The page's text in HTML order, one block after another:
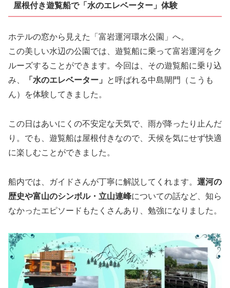
屋根付き遊覧船で「水のエレベーター」体験
ホテルの窓から見えた「富岩運河環水公園」へ。
この美しい水辺の公園では、遊覧船に乗って富岩運河をク
ルーズすることができます。今回は、その遊覧船に乗り込
み、
「水のエレベーター」
と呼ばれる中島閘門（こうも
ん）を体験してきました。
この日はあいにくの不安定な天気で、雨が降ったり止んだ
り。でも、遊覧船は屋根付きなので、天候を気にせず快適
に楽しむことができました。
船内では、ガイドさんが丁寧に解説してくれます。 運河の
歴史や富山のシンボル・立山連峰についての話など、知ら
なかったエピソードもたくさんあり、勉強になりました。